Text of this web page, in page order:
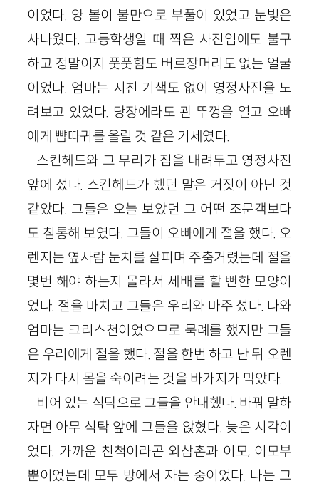
이었다. 양 볼이 불만으로 부풀어 있었고 눈빛은
사나웠다. 고등학생일 때 찍은 사진임에도 불구
하고 정말이지 풋풋함도 버르장머리도 없는 얼굴
이었다. 엄마는 지친 기색도 없이 영정사진을 노
려보고 있었다. 당장에라도 관 뚜껑을 열고 오빠
에게 뺨따귀를 올릴 것 같은 기세였다.
스킨헤드와 그 무리가 짐을 내려두고 영정사진
앞에 섰다. 스킨헤드가 했던 말은 거짓이 아닌 것
같았다. 그들은 오늘 보았던 그 어떤 조문객보다
도 침통해 보였다. 그들이 오빠에게 절을 했다. 오
렌지는 옆사람 눈치를 살피며 주춤거렸는데 절을
몇번 해야 하는지 몰라서 세배를 할 뻔한 모양이
었다. 절을 마치고 그들은 우리와 마주 섰다. 나와
엄마는 크리스천이었으므로 묵례를 했지만 그들
은 우리에게 절을 했다. 절을 한번 하고 난 뒤 오렌
지가 다시 몸을 숙이려는 것을 바가지가 막았다.
비어 있는 식탁으로 그들을 안내했다. 바꿔 말하
자면 아무 식탁 앞에 그들을 앉혔다. 늦은 시각이
었다. 가까운 친척이라곤 외삼촌과 이모, 이모부
뿐이었는데 모두 방에서 자는 중이었다. 나는 그